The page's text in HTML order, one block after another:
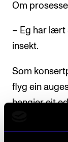
Om
– Eg har lært
insekt.
Som
flyg ein
hengjer eit